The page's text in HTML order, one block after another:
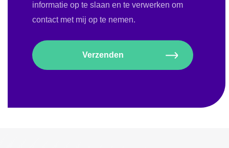
informatie op te slaan en te verwerken om
contact met mij op te nemen.